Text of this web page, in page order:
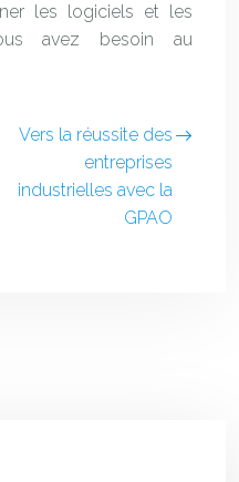
les logiciels et les
avez besoin au
Vers la réussite des
entreprises
industrielles avec la
GPAO